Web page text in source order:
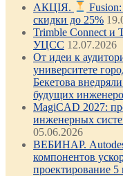
АКЦІЯ.
скидки до 25%
Trimble Connect и
УЦСС 12.07.2026
От идеи к
университете
Бекетова
будущих
MagiCAD 2027:
инженерных
05.06.2026
ВЕБИНАР.
компонентов
проектирование